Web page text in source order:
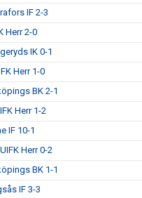
IF 2-3
Herr 2-0
IK 0-1
Herr 1-0
BK 2-1
Herr 1-2
IF 10-1
Herr 0-2
BK 1-1
IF 3-3